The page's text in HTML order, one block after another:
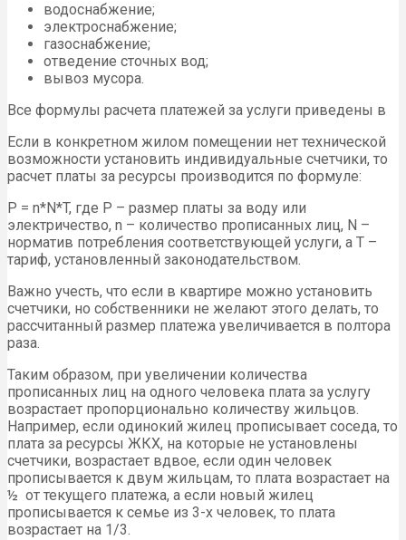
водоснабжение;
электроснабжение;
газоснабжение;
отведение сточных вод;
вывоз мусора.
Все формулы расчета платежей за услуги приведены в
Если в конкретном жилом помещении нет технической
возможности установить индивидуальные счетчики, то
расчет платы за ресурсы производится по формуле:
P = n*N*T, где P – размер платы за воду или
электричество, n – количество прописанных лиц, N –
норматив потребления соответствующей услуги, а T –
тариф, установленный законодательством.
Важно учесть, что если в квартире можно установить
счетчики, но собственники не желают этого делать, то
рассчитанный размер платежа увеличивается в полтора
раза.
Таким образом, при увеличении количества
прописанных лиц на одного человека плата за услугу
возрастает пропорционально количеству жильцов.
Например, если одинокий жилец прописывает соседа, то
плата за ресурсы ЖКХ, на которые не установлены
счетчики, возрастает вдвое, если один человек
прописывается к двум жильцам, то плата возрастает на
½ от текущего платежа, а если новый жилец
прописывается к семье из 3-х человек, то плата
возрастает на 1/3.